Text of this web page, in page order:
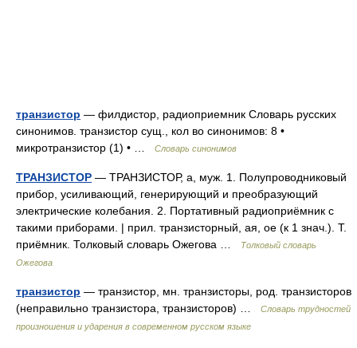
транзистор — филдистор, радиоприемник Словарь русских
синонимов. транзистор сущ., кол во синонимов: 8 •
микротранзистор (1) • …
Словарь синонимов
ТРАНЗИСТОР — ТРАНЗИСТОР, а, муж. 1. Полупроводниковый
прибор, усиливающий, генерирующий и преобразующий
электрические колебания. 2. Портативный радиоприёмник с
такими приборами. | прил. транзисторный, ая, ое (к 1 знач.). Т.
приёмник. Толковый словарь Ожегова …
Толковый словарь
Ожегова
транзистор — транзистор, мн. транзисторы, род. транзисторов
(неправильно транзистора, транзисторов) …
Словарь трудностей
произношения и ударения в современном русском языке